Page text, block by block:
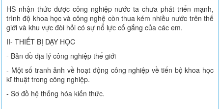
HS nhận thức được công nghiệp nước ta chưa phát triển mạnh,
trình độ khoa học và công nghệ còn thua kém nhiều nước trên thế
giới và khu vực đòi hỏi có sự nổ lực cố gắng của các em.
II- THIẾT BỊ DẠY HỌC
- Bản đồ địa lý công nghiệp thế giới
- Một số tranh ảnh về hoạt động công nghiệp về tiến bộ khoa học
kĩ thuật trong công nghiệp.
- Sơ đồ hệ thống hóa kiến thức.